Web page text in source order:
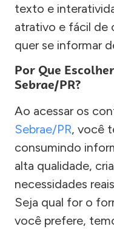
texto e
atrativo e fácil de
quer se informar
Por Que
Sebrae/PR?
Ao acessar os
Sebrae/PR, você
consumindo
alta qualidade,
necessidades
Seja qual for o
você prefere,